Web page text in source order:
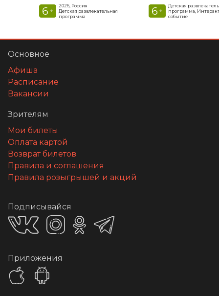
6 +
2026, Россия
Детская развлекательная
программа
6 +
Детская
программа,
событие
Основное
Афиша
Расписание
Вакансии
Зрителям
Мои билеты
Оплата картой
Возврат билетов
Правила и соглашения
Правила розыгрышей и акций
Подписывайся
Приложения